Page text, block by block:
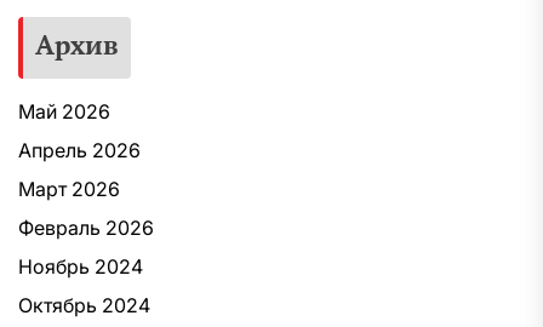
Архив
Май 2026
Апрель 2026
Март 2026
Февраль 2026
Ноябрь 2024
Октябрь 2024